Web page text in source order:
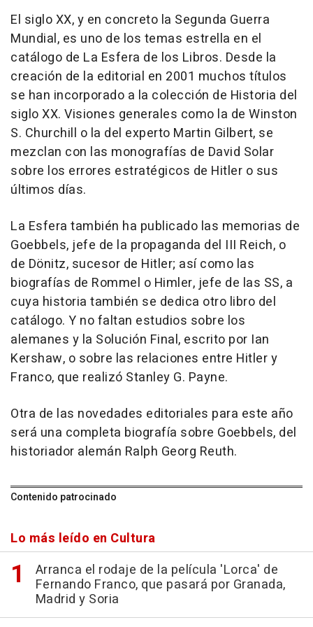
El siglo XX, y en concreto la Segunda Guerra
Mundial, es uno de los temas estrella en el
catálogo de La Esfera de los Libros. Desde la
creación de la editorial en 2001 muchos títulos
se han incorporado a la colección de Historia del
siglo XX. Visiones generales como la de Winston
S. Churchill o la del experto Martin Gilbert, se
mezclan con las monografías de David Solar
sobre los errores estratégicos de Hitler o sus
últimos días.
La Esfera también ha publicado las memorias de
Goebbels, jefe de la propaganda del III Reich, o
de Dönitz, sucesor de Hitler; así como las
biografías de Rommel o Himler, jefe de las SS, a
cuya historia también se dedica otro libro del
catálogo. Y no faltan estudios sobre los
alemanes y la Solución Final, escrito por Ian
Kershaw, o sobre las relaciones entre Hitler y
Franco, que realizó Stanley G. Payne.
Otra de las novedades editoriales para este año
será una completa biografía sobre Goebbels, del
historiador alemán Ralph Georg Reuth.
Contenido patrocinado
Lo más leído en Cultura
Arranca el rodaje de la película 'Lorca' de
Fernando Franco, que pasará por Granada,
Madrid y Soria